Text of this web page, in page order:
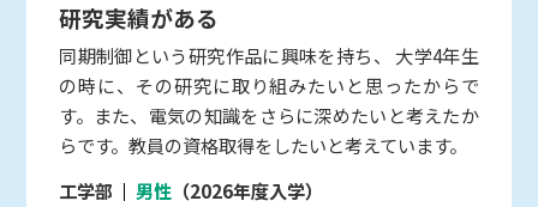
研究実績がある
同期制御という研究作品に興味を持ち、 大学4年生
の時に、その研究に取り組みたいと思ったからで
す。また、電気の知識をさらに深めたいと考えたか
らです。教員の資格取得をしたいと考えています。
工学部
男性 （2026年度入学）